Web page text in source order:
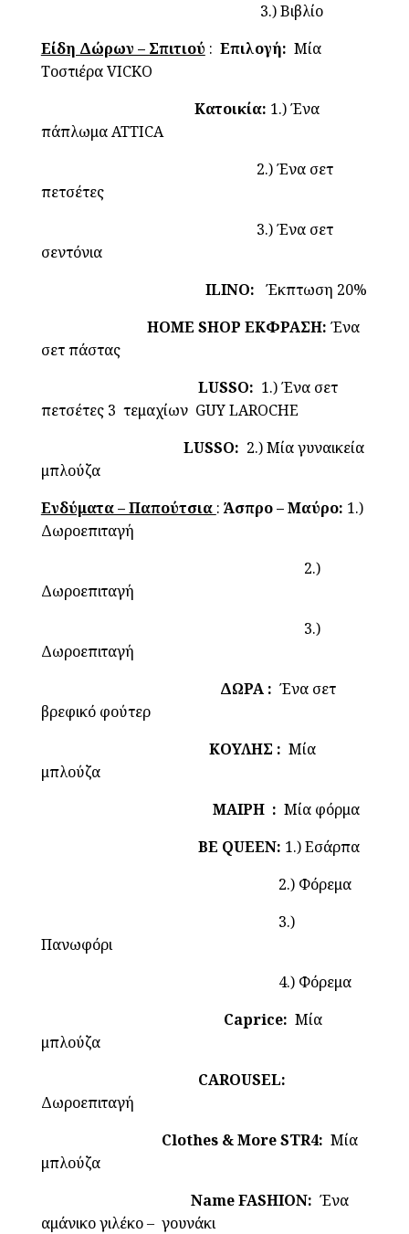
3.) Βιβλίο
Είδη Δώρων – Σπιτιού : Επιλογή: Μία
Τοστιέρα VICKO
Κατοικία: 1.) Ένα
πάπλωμα ATTICA
2.) Ένα σετ
πετσέτες
3.) Ένα σετ
σεντόνια
ILINO: Έκπτωση 20%
HOME SHOP ΕΚΦΡΑΣΗ: Ένα
σετ πάστας
LUSSO: 1.) Ένα σετ
πετσέτες 3 τεμαχίων GUY LAROCHE
LUSSO: 2.) Μία γυναικεία
μπλούζα
Ενδύματα – Παπούτσια :Άσπρο – Μαύρο: 1.)
Δωροεπιταγή
2.)
Δωροεπιταγή
3.)
Δωροεπιταγή
ΔΩΡΑ : Ένα σετ
βρεφικό φούτερ
ΚΟΥΛΗΣ : Μία
μπλούζα
ΜΑΙΡΗ : Μία φόρμα
BE QUEEN: 1.) Εσάρπα
2.) Φόρεμα
3.)
Πανωφόρι
4.) Φόρεμα
Caprice: Μία
μπλούζα
CAROUSEL:
Δωροεπιταγή
Clothes & More STR4: Μία
μπλούζα
Name FASHION: Ένα
αμάνικο γιλέκο – γουνάκι